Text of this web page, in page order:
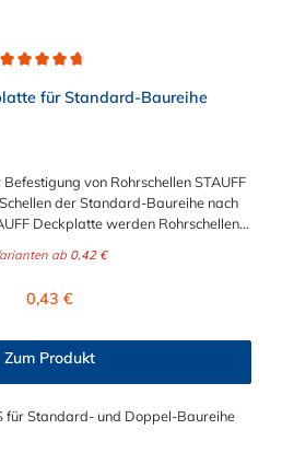
für Standard-Baureihe
von Rohrschellen STAUFF
der Standard-Baureihe nach
Deckplatte werden Rohrschellen
ab 0,42 €
Regulärer Preis:
0,43 €
Zum Produkt